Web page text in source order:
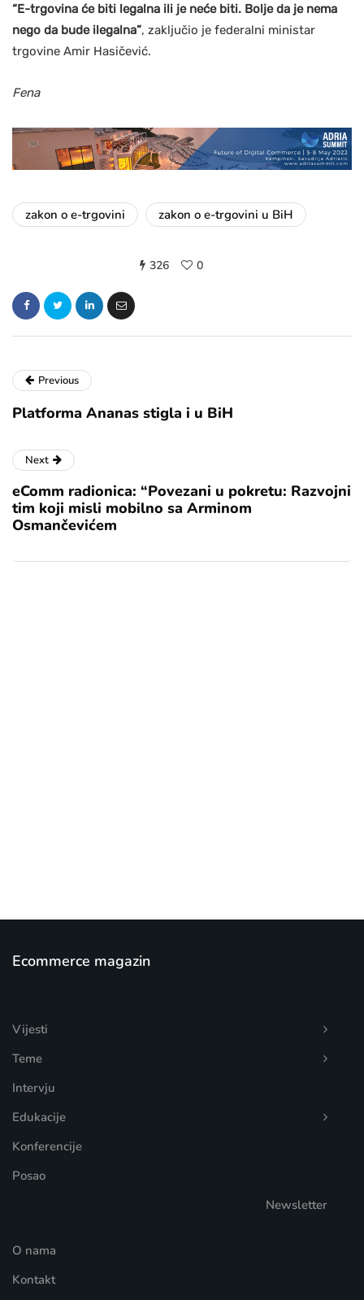
“E-trgovina će biti legalna ili je neće biti. Bolje da je nema
nego da bude ilegalna”, zaključio je federalni ministar
trgovine Amir Hasičević.
Fena
zakon o e-trgovini zakon o e-trgovini u BiH
326 0
Previous
Platforma Ananas stigla i u BiH
Next
eComm radionica: “Povezani u pokretu: Razvojni
tim koji misli mobilno sa Arminom
Osmančevićem
Ecommerce magazin
Vijesti
Teme
Intervju
Edukacije
Konferencije
Posao
Newsletter
O nama
Kontakt